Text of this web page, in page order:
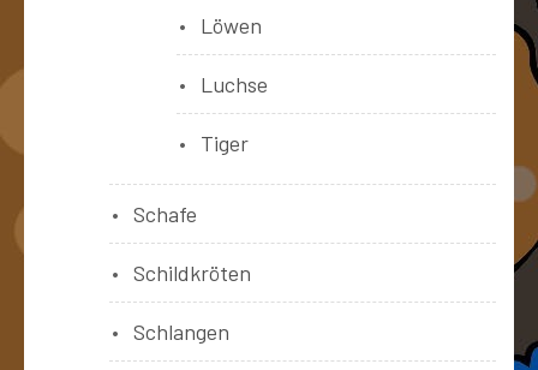
Löwen
Luchse
Tiger
Schafe
Schildkröten
Schlangen